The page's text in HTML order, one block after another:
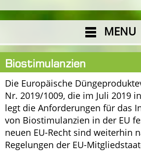
MENU
Biostimulanzien
Die Europäische
Nr. 2019/1009, die im Juli 2019
legt die Anforderungen für das
von Biostimulanzien in der EU
neuen EU-Recht sind weiterhin
Regelungen der EU-